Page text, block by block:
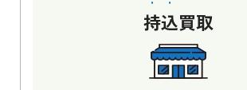
持込買取